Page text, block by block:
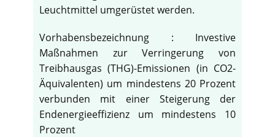
Leuchtmittel umgerüstet werden.
Vorhabensbezeichnung : Investive
Maßnahmen zur Verringerung von
Treibhausgas (THG)-Emissionen (in CO2-
Äquivalenten) um mindestens 20 Prozent
verbunden mit einer Steigerung der
Endenergieeffizienz um mindestens 10
Prozent